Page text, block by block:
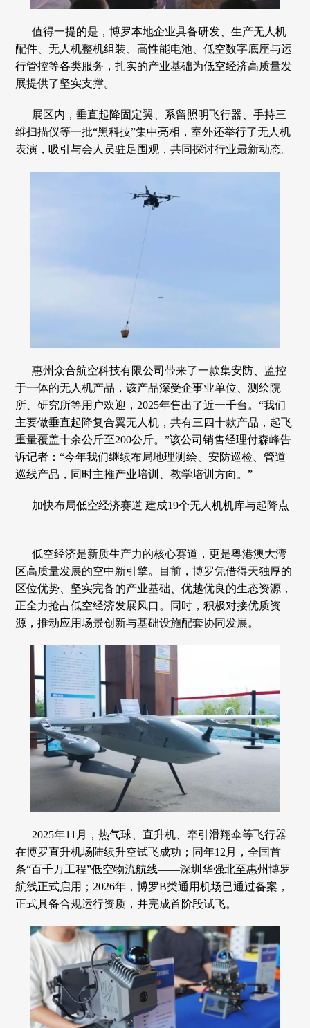
值得一提的是，博罗本地企业具备研发、生产无人机
配件、无人机整机组装、高性能电池、低空数字底座与运
行管控等各类服务，扎实的产业基础为低空经济高质量发
展提供了坚实支撑。
展区内，垂直起降固定翼、系留照明飞行器、手持三
维扫描仪等一批“黑科技”集中亮相，室外还举行了无人机
表演，吸引与会人员驻足围观，共同探讨行业最新动态。
惠州众合航空科技有限公司带来了一款集安防、监控
于一体的无人机产品，该产品深受企事业单位、测绘院
所、研究所等用户欢迎，2025年售出了近一千台。“我们
主要做垂直起降复合翼无人机，共有三四十款产品，起飞
重量覆盖十余公斤至200公斤。”该公司销售经理付森峰告
诉记者：“今年我们继续布局地理测绘、安防巡检、管道
巡线产品，同时主推产业培训、教学培训方向。”
加快布局低空经济赛道 建成19个无人机机库与起降点
低空经济是新质生产力的核心赛道，更是粤港澳大湾
区高质量发展的空中新引擎。目前，博罗凭借得天独厚的
区位优势、坚实完备的产业基础、优越优良的生态资源，
正全力抢占低空经济发展风口。同时，积极对接优质资
源，推动应用场景创新与基础设施配套协同发展。
2025年11月，热气球、直升机、牵引滑翔伞等飞行器
在博罗直升机场陆续升空试飞成功；同年12月，全国首
条“百千万工程”低空物流航线——深圳华强北至惠州博罗
航线正式启用；2026年，博罗B类通用机场已通过备案，
正式具备合规运行资质，并完成首阶段试飞。